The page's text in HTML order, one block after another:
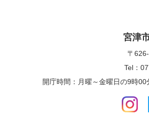
宮津
〒
Tel：
開庁時間：月曜～金曜日の9時